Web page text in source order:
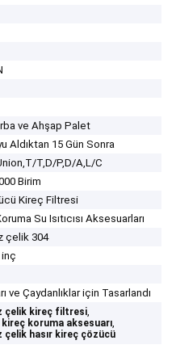
ve Ahşap Palet
Aldıktan 15 Gün Sonra
T,D/P,D/A,L/C
Birim
Kireç Filtresi
Su Isıtıcısı Aksesuarları
çelik 304
inç
ve Çaydanlıklar için Tasarlandı
çelik kireç filtresi,
kireç koruma aksesuarı,
çelik hasır kireç çözücü